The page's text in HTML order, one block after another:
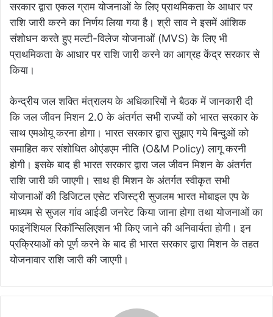
सरकार द्वारा एकल ग्राम योजनाओं के लिए प्राथमिकता के आधार पर
राशि जारी करने का निर्णय लिया गया है। श्री साव ने इसमें आंशिक
संशोधन करते हुए मल्टी-विलेज योजनाओं (MVS) के लिए भी
प्राथमिकता के आधार पर राशि जारी करने का आग्रह केंद्र सरकार से
किया।
केन्द्रीय जल शक्ति मंत्रालय के अधिकारियों ने बैठक में जानकारी दी
कि जल जीवन मिशन 2.0 के अंतर्गत सभी राज्यों को भारत सरकार के
साथ एमओयू करना होगा। भारत सरकार द्वारा सुझाए गये बिन्दुओं को
समाहित कर संशोधित ओएंडएम नीति (O&M Policy) लागू करनी
होगी। इसके बाद ही भारत सरकार द्वारा जल जीवन मिशन के अंतर्गत
राशि जारी की जाएगी। साथ ही मिशन के अंतर्गत स्वीकृत सभी
योजनाओं की डिजिटल एसेट रजिस्ट्री सुजलम भारत मोबाइल एप के
माध्यम से सुजल गांव आईडी जनरेट किया जाना होगा तथा योजनाओं का
फाइनेंशियल रिकॉन्सिलिएशन भी किए जाने की अनिवार्यता होगी। इन
प्रक्रियाओं को पूर्ण करने के बाद ही भारत सरकार द्वारा मिशन के तहत
योजनावार राशि जारी की जाएगी।